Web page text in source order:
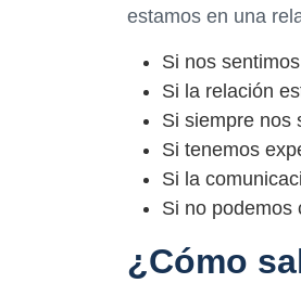
estamos en una
Si nos
Si la relación
Si siempre nos
Si tenemos
Si la
Si no podemos
¿Cómo